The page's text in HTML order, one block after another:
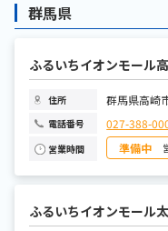
土曜
群馬県
ふるいちイオンモール
住所 群馬県高崎
電話番号 027-388-
営業時間 準備中
日曜
水曜
木曜
ふるいちイオンモール